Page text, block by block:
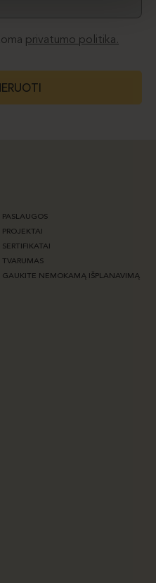
privatumo politika.
PASLAUGOS
PROJEKTAI
SERTIFIKATAI
TVARUMAS
GAUKITE NEMOKAMĄ IŠPLANAVIMĄ